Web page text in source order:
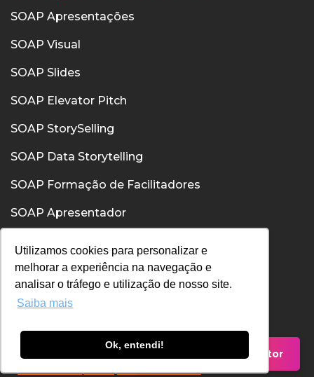
Utilizamos cookies para personalizar e
melhorar a experiência na navegação e
analisar o tráfego e utilização de nosso site.
Saiba mais
Ok, entendi!
Falar com um Consultor
SOAP Apresentações
SOAP Visual
SOAP Slides
SOAP Elevator Pitch
SOAP StorySelling
SOAP Data Storytelling
SOAP Formação de Facilitadores
SOAP Apresentador
SOAP Comunicação Interpessoal
Política de Privacidade
Termos de Uso
Entenda nossas políticas, fale com nosso DPO